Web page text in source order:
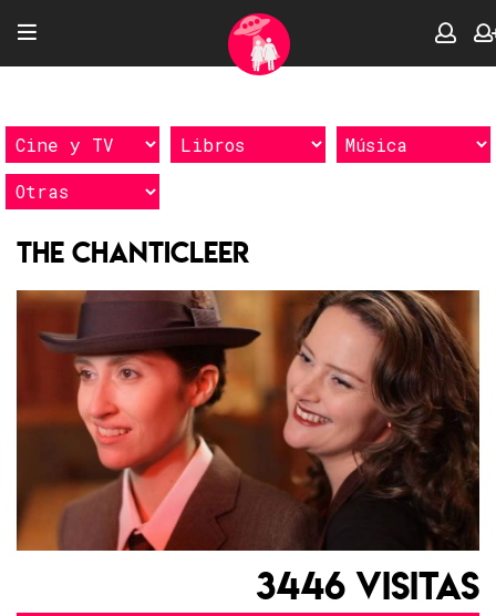
The Chanticleer
3446 VISITAS